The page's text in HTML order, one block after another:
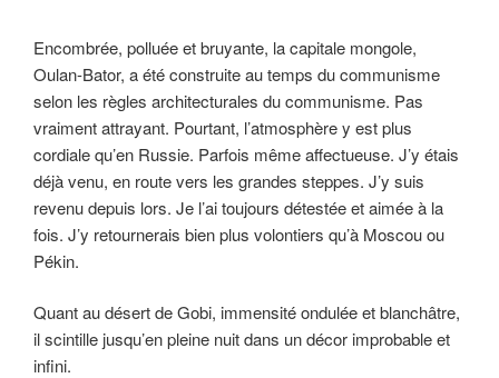
Encombrée, polluée et bruyante, la capitale mongole,
Oulan-Bator, a été construite au temps du communisme
selon les règles architecturales du communisme. Pas
vraiment attrayant. Pourtant, l’atmosphère y est plus
cordiale qu’en Russie. Parfois même affectueuse. J’y étais
déjà venu, en route vers les grandes steppes. J’y suis
revenu depuis lors. Je l’ai toujours détestée et aimée à la
fois. J’y retournerais bien plus volontiers qu’à Moscou ou
Pékin.
Quant au désert de Gobi, immensité ondulée et blanchâtre,
il scintille jusqu’en pleine nuit dans un décor improbable et
infini.